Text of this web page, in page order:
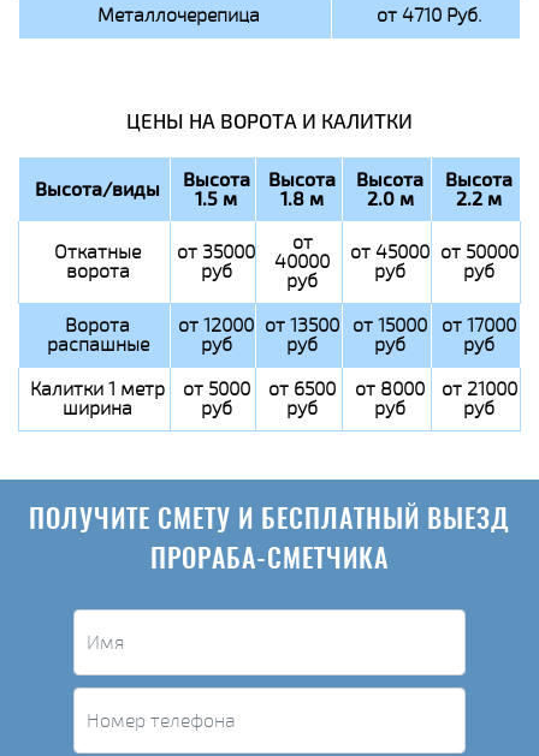
Металлочерепица
от 4710 Руб.
ЦЕНЫ НА ВОРОТА И КАЛИТКИ
Высота/виды Высота
1.5 м
Высота
1.8 м
Высота
2.0 м
Высота
2.2 м
Откатные
ворота
от 35000
руб
от
40000
руб
от 45000
руб
от 50000
руб
Ворота
распашные
от 12000
руб
от 13500
руб
от 15000
руб
от 17000
руб
Калитки 1 метр
ширина
от 5000
руб
от 6500
руб
от 8000
руб
от 21000
руб
ПОЛУЧИТЕ СМЕТУ И БЕСПЛАТНЫЙ ВЫЕЗД
ПРОРАБА-СМЕТЧИКА